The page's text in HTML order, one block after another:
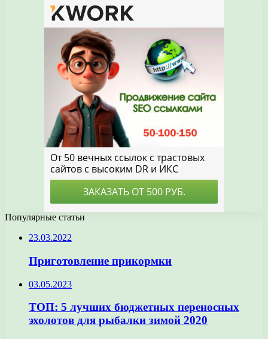
Популярные статьи
23.03.2022
Приготовление прикормки
03.05.2023
ТОП: 5 лучших бюджетных переносных
эхолотов для рыбалки зимой 2020